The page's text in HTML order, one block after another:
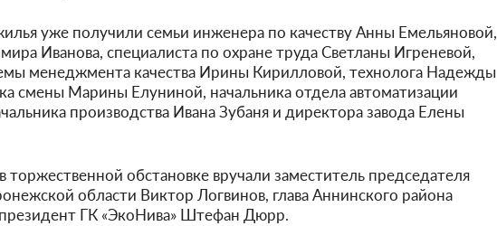
уже получили семьи инженера по качеству Анны Емельяновой,
Иванова, специалиста по охране труда Светланы Игреневой,
менеджмента качества Ирины Кирилловой, технолога Надежды
смены Марины Елуниной, начальника отдела автоматизации
производства Ивана Зубаня и директора завода Елены
обстановке вручали заместитель председателя
области Виктор Логвинов, глава Аннинского района
ГК «ЭкоНива» Штефан Дюрр.